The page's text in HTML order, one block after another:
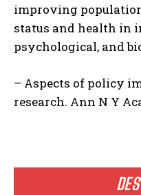
improving
status and health in
psychological, and
– Aspects of policy
research. Ann N Y